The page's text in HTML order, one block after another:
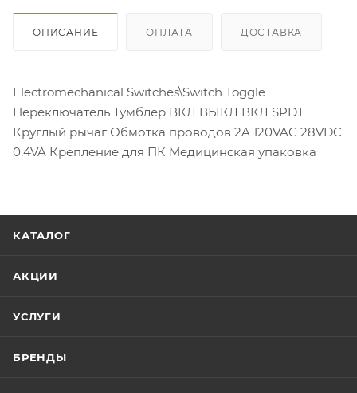
ОПИСАНИЕ ОПЛАТА ДОСТАВКА
Electromechanical Switches\Switch Toggle
Переключатель Тумблер ВКЛ ВЫКЛ ВКЛ SPDT
Круглый рычаг Обмотка проводов 2A 120VAC 28VDC
0,4VA Крепление для ПК Медицинская упаковка
КАТАЛОГ
АКЦИИ
УСЛУГИ
БРЕНДЫ